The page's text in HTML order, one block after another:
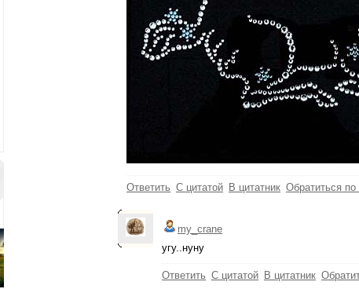
Ответить С цитатой В цитатник Обратиться
my_crane
угу..нуну
Ответить С цитатой В цитатник